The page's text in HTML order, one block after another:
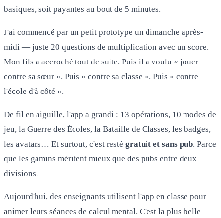
basiques, soit payantes au bout de 5 minutes.
J'ai commencé par un petit prototype un dimanche après-
midi — juste 20 questions de multiplication avec un score.
Mon fils a accroché tout de suite. Puis il a voulu « jouer
contre sa sœur ». Puis « contre sa classe ». Puis « contre
l'école d'à côté ».
De fil en aiguille, l'app a grandi : 13 opérations, 10 modes de
jeu, la Guerre des Écoles, la Bataille de Classes, les badges,
les avatars… Et surtout, c'est resté gratuit et sans pub. Parce
que les gamins méritent mieux que des pubs entre deux
divisions.
Aujourd'hui, des enseignants utilisent l'app en classe pour
animer leurs séances de calcul mental. C'est la plus belle